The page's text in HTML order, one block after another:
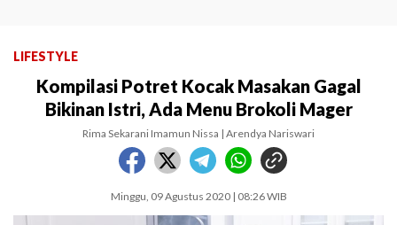
LIFESTYLE
Kompilasi Potret Kocak Masakan Gagal
Bikinan Istri, Ada Menu Brokoli Mager
Rima Sekarani Imamun Nissa | Arendya Nariswari
Minggu, 09 Agustus 2020 | 08:26 WIB